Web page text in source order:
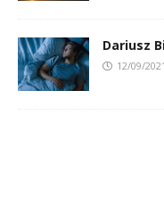
Dariusz
12/09/2021